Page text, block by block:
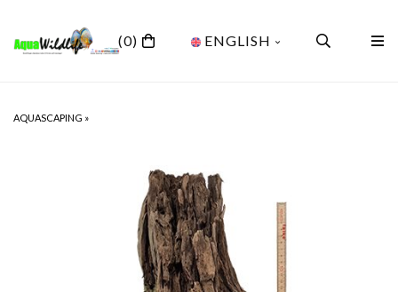
(0) ENGLISH
AQUASCAPING »